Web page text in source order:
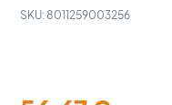
SKU:8011259003256